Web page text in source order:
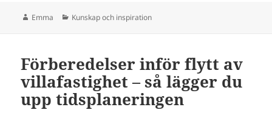
Författare
Emma Kategorier
Kunskap och inspiration
Förberedelser inför flytt av
villafastighet – så lägger du
upp tidsplaneringen